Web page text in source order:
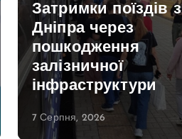
Затримки поїздів з
Дніпра через
пошкодження
залізничної
інфраструктури
7 Серпня, 2026